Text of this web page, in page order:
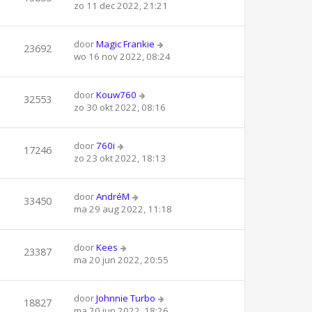
zo 11 dec 2022, 21:21
23692 doorMagic Frankie
wo 16 nov 2022, 08:24
32553 doorKouw760
zo 30 okt 2022, 08:16
17246 door760i
zo 23 okt 2022, 18:13
33450 doorAndréM
ma 29 aug 2022, 11:18
23387 doorKees
ma 20 jun 2022, 20:55
18827 doorJohnnie Turbo